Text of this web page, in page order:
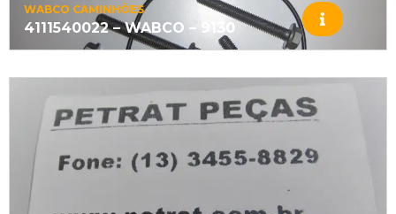
WABCO CAMINHÕES
4111540022 – WABCO – 9130